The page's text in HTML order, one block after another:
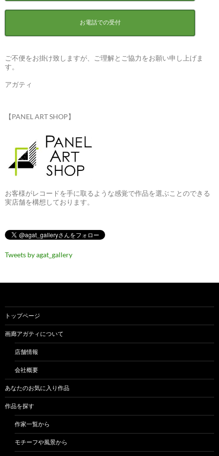
お電話での受付
ご不便をお掛け致しますが、ご理解とご協力をお願い申し上げま
す。
アガティ
【PANEL ART SHOP】
お客様がレコードを手に取るような感覚で作品を選ぶことのできる
実店舗を構想しております。
Tweets by agat_gallery
トップページ
画廊アガティについて
店舗情報
会社概要
あなたのお気に入り作品
作品を探す
作家一覧から
モチーフや風景から